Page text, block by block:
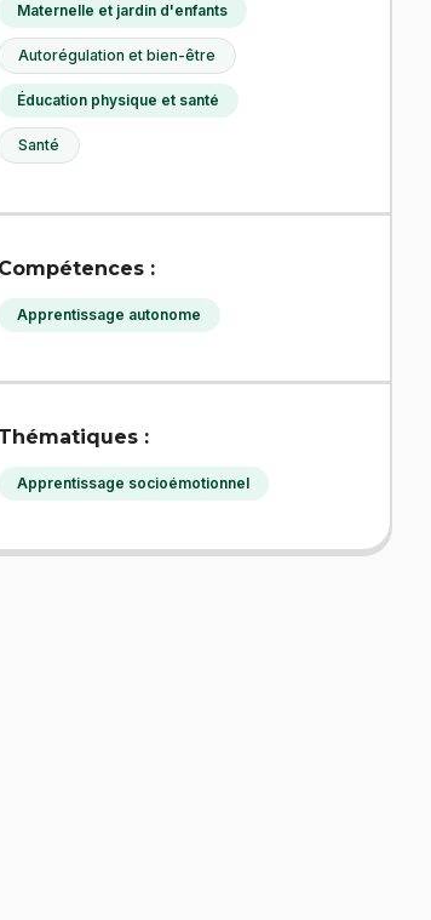
Maternelle et jardin d'enfants
Autorégulation et bien-être
Éducation physique et santé
Santé
Compétences :
Apprentissage autonome
Thématiques :
Apprentissage socioémotionnel